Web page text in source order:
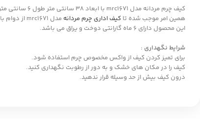
همین امر موجب شده تا کیف اداری چرم مردانه مدل mrc1671 از دوام بالایی برخوردار باشد. همچنین جنس داخلی کیف از آستر پارچه ای می باشد. در طراحی این کیف از یک دسته و بند دوشی بلند به طول 90 سانتی متر استفاده شده است.
این محصول دارای 6 ماه گارانتی دوخت و یراق می باشد.
شرایط نگهداری :
برای تمیز کردن کیف از واکس مخصوص چرم استفاده شود.
کیف را در مکان های خشک و به دور از رطوبت نگهداری کنید.
درون کیف بیش از حد وسیله قرار ندهید.